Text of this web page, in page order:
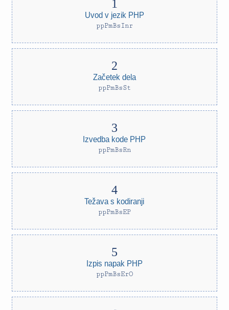
Uvod v jezik PHP
ppPmBsInr
Začetek dela
ppPmBsSt
Izvedba kode PHP
ppPmBsRn
Težava s kodiranji
ppPmBsEP
Izpis napak PHP
ppPmBsErO